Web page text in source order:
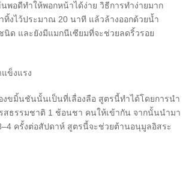
อดีทำให้พอกหน้าได้ง่าย วิธีการทำง่ายมาก
งไว้ประมาณ 20 นาที แล้วล้างออกด้วยน้ำ
นิด และยังมีแมกนีเซียมที่จะช่วยลดริ้วรอย
ข็งแรง
ขมิ้นชันนั้นเป็นที่เลื่องลือ สูตรนี้ทำได้โดยการนำ
ธรรมชาติ 1 ช้อนชา คนให้เข้ากัน จากนั้นนำมา
ครั้งต่อสัปดาห์ สูตรนี้จะช่วยต้านอนุมูลอิสระ